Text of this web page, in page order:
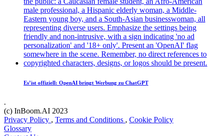
Es’ist offiziell: OpenAI bringt Werbung zu ChatGPT
.
(c) InBoom.AI 2023
Privacy Policy , Terms and Conditions , Cookie Policy
Glossary